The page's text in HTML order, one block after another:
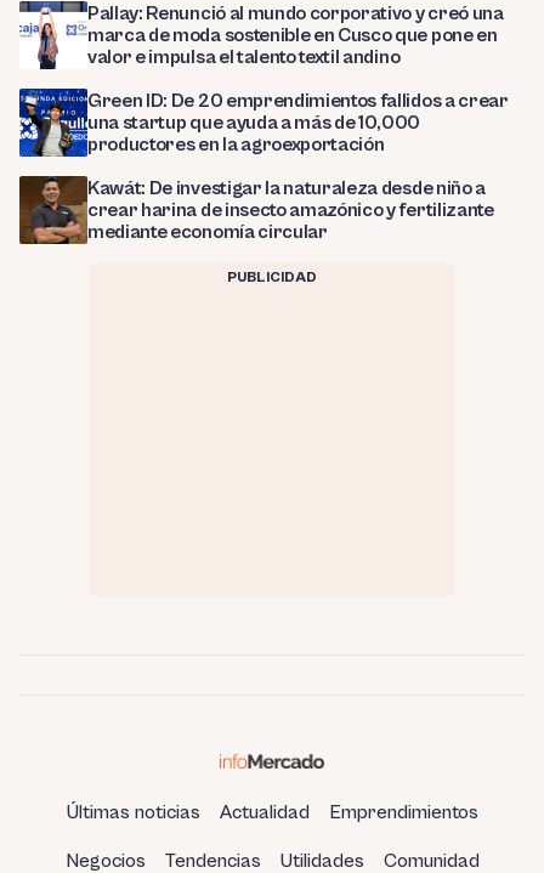
Pallay: Renunció al mundo corporativo y creó una
marca de moda sostenible en Cusco que pone en
valor e impulsa el talento textil andino
Green ID: De 20 emprendimientos fallidos a crear
una startup que ayuda a más de 10,000
productores en la agroexportación
Kawát: De investigar la naturaleza desde niño a
crear harina de insecto amazónico y fertilizante
mediante economía circular
PUBLICIDAD
Últimas noticias Actualidad Emprendimientos
Negocios Tendencias Utilidades Comunidad